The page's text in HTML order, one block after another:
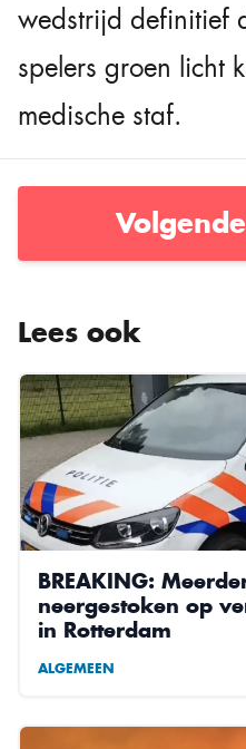
wedstrijd definitief
spelers groen licht
medische staf.
Lees ook
BREAKING:
neergestoken op
in Rotterdam
ALGEMEEN